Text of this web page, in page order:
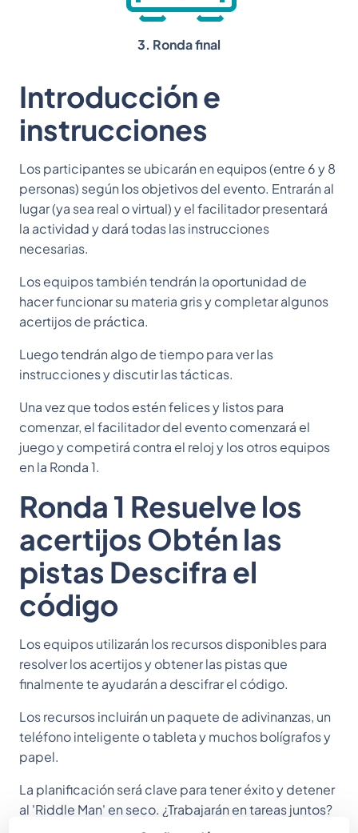
3. Ronda final
Introducción e
instrucciones
Los participantes se ubicarán en equipos (entre 6 y 8
personas) según los objetivos del evento. Entrarán al
lugar (ya sea real o virtual) y el facilitador presentará
la actividad y dará todas las instrucciones
necesarias.
Los equipos también tendrán la oportunidad de
hacer funcionar su materia gris y completar algunos
acertijos de práctica.
Luego tendrán algo de tiempo para ver las
instrucciones y discutir las tácticas.
Una vez que todos estén felices y listos para
comenzar, el facilitador del evento comenzará el
juego y competirá contra el reloj y los otros equipos
en la Ronda 1.
Ronda 1 Resuelve los
acertijos Obtén las
pistas Descifra el
código
Los equipos utilizarán los recursos disponibles para
resolver los acertijos y obtener las pistas que
finalmente te ayudarán a descifrar el código.
Los recursos incluirán un paquete de adivinanzas, un
teléfono inteligente o tableta y muchos bolígrafos y
papel.
La planificación será clave para tener éxito y detener
al 'Riddle Man' en seco. ¿Trabajarán en tareas juntos?